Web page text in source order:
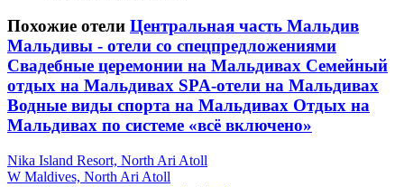
Похожие отели Центральная часть Мальдив
Мальдивы - отели со спецпредложениями
Свадебные церемонии на Мальдивах Семейный
отдых на Мальдивах SPA-отели на Мальдивах
Водные виды спорта на Мальдивах Отдых на
Мальдивах по системе «всё включено»
Nika Island Resort, North Ari Atoll
W Maldives, North Ari Atoll